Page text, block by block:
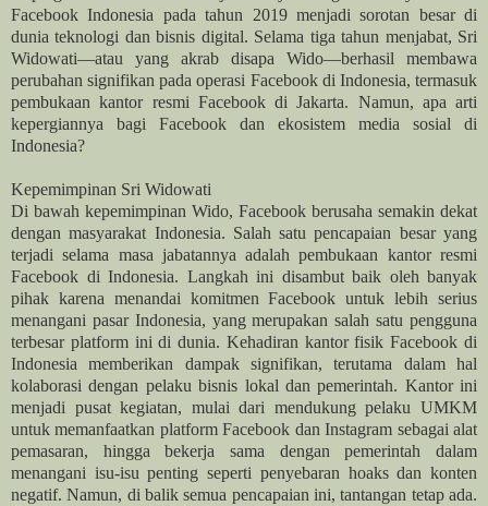
Facebook Indonesia pada tahun 2019 menjadi sorotan besar di
dunia teknologi dan bisnis digital. Selama tiga tahun menjabat, Sri
Widowati—atau yang akrab disapa Wido—berhasil membawa
perubahan signifikan pada operasi Facebook di Indonesia, termasuk
pembukaan kantor resmi Facebook di Jakarta. Namun, apa arti
kepergiannya bagi Facebook dan ekosistem media sosial di
Indonesia?
Kepemimpinan Sri Widowati
Di bawah kepemimpinan Wido, Facebook berusaha semakin dekat
dengan masyarakat Indonesia. Salah satu pencapaian besar yang
terjadi selama masa jabatannya adalah pembukaan kantor resmi
Facebook di Indonesia. Langkah ini disambut baik oleh banyak
pihak karena menandai komitmen Facebook untuk lebih serius
menangani pasar Indonesia, yang merupakan salah satu pengguna
terbesar platform ini di dunia. Kehadiran kantor fisik Facebook di
Indonesia memberikan dampak signifikan, terutama dalam hal
kolaborasi dengan pelaku bisnis lokal dan pemerintah. Kantor ini
menjadi pusat kegiatan, mulai dari mendukung pelaku UMKM
untuk memanfaatkan platform Facebook dan Instagram sebagai alat
pemasaran, hingga bekerja sama dengan pemerintah dalam
menangani isu-isu penting seperti penyebaran hoaks dan konten
negatif. Namun, di balik semua pencapaian ini, tantangan tetap ada.